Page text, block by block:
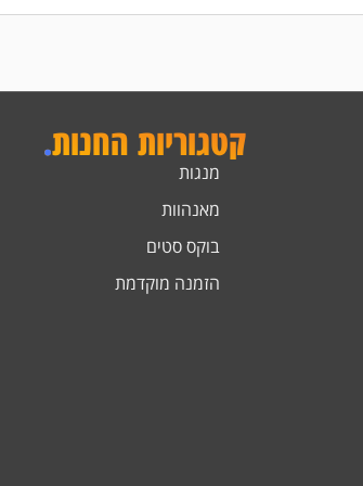
קטגוריות החנות.
מנגות
מאנהוות
בוקס סטים
הזמנה מוקדמת